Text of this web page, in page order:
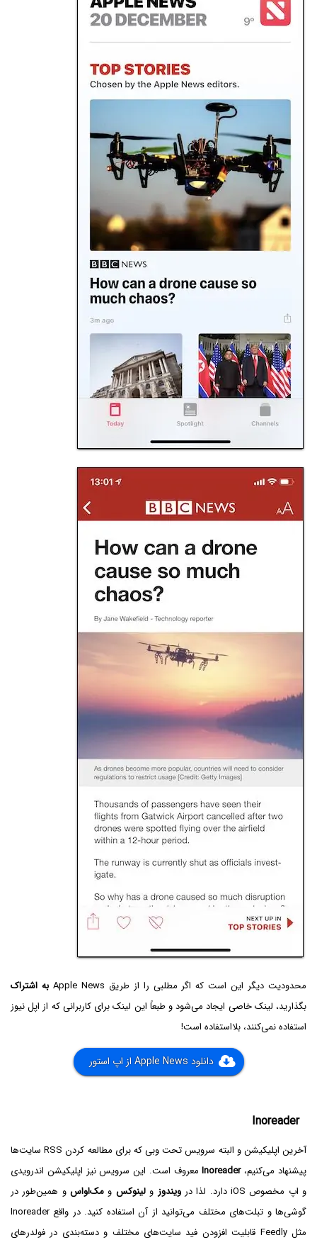
محدودیت دیگر این است که اگر مطلبی را از طریق Apple News
به اشتراک
بگذارید، لینک خاصی ایجاد می‌شود و طبعاً این لینک برای کاربرانی که از اپل نیوز
استفاده نمی‌کنند، بلااستفاده است!
دانلود Apple News از اپ استور
Inoreader
آخرین اپلیکیشن و البته سرویس تحت وبی که برای مطالعه کردن RSS سایت‌ها
پیشنهاد می‌کنیم،Inoreaderمعروف است. این سرویس نیز اپلیکیشن اندرویدی
و اپ مخصوص iOS دارد. لذا در
ویندوزولینوکس و مک‌او‌اسو همین‌طور در
گوشی‌ها و تبلت‌های مختلف می‌توانید از آن استفاده کنید. در واقع Inoreader
مثل Feedly قابلیت افزودن فید سایت‌های مختلف و دسته‌بندی در فولدرهای